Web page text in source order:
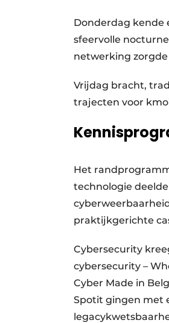
Donderdag kende
sfeervolle
netwerking
Vrijdag bracht,
trajecten voor
Het
technologie
praktijkgerichte
Cybersecurity
cybersecurity –
Cyber Made in
Spotit gingen met